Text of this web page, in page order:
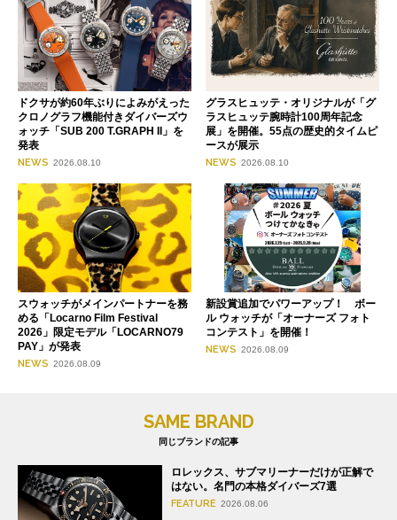
ドクサが約60年ぶりによみがえった
クロノグラフ機能付きダイバーズウ
ォッチ「SUB 200 T.GRAPH II」を
発表
NEWS 2026.08.10
グラスヒュッテ・オリジナルが「グ
ラスヒュッテ腕時計100周年記念
展」を開催。55点の歴史的タイムピ
ースが展示
NEWS 2026.08.10
スウォッチがメインパートナーを務
める「Locarno Film Festival
2026」限定モデル「LOCARNO79
PAY」が発表
NEWS 2026.08.09
新設賞追加でパワーアップ！ ボー
ル ウォッチが「オーナーズ フォト
コンテスト」を開催！
NEWS 2026.08.09
SAME BRAND
同じブランドの記事
ロレックス、サブマリーナーだけが正解で
はない。名門の本格ダイバーズ7選
FEATURE 2026.08.06